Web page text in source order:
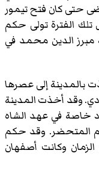
حتى كان فتح تيمور
تلك الفترة تولى حكم
مبرز الدين محمد في
بالمدينة إلى عصرها
وقد أخذت المدينة
خاصة في عهد الشاه
المتحضر. وقد حكم
وكانت أصفهان